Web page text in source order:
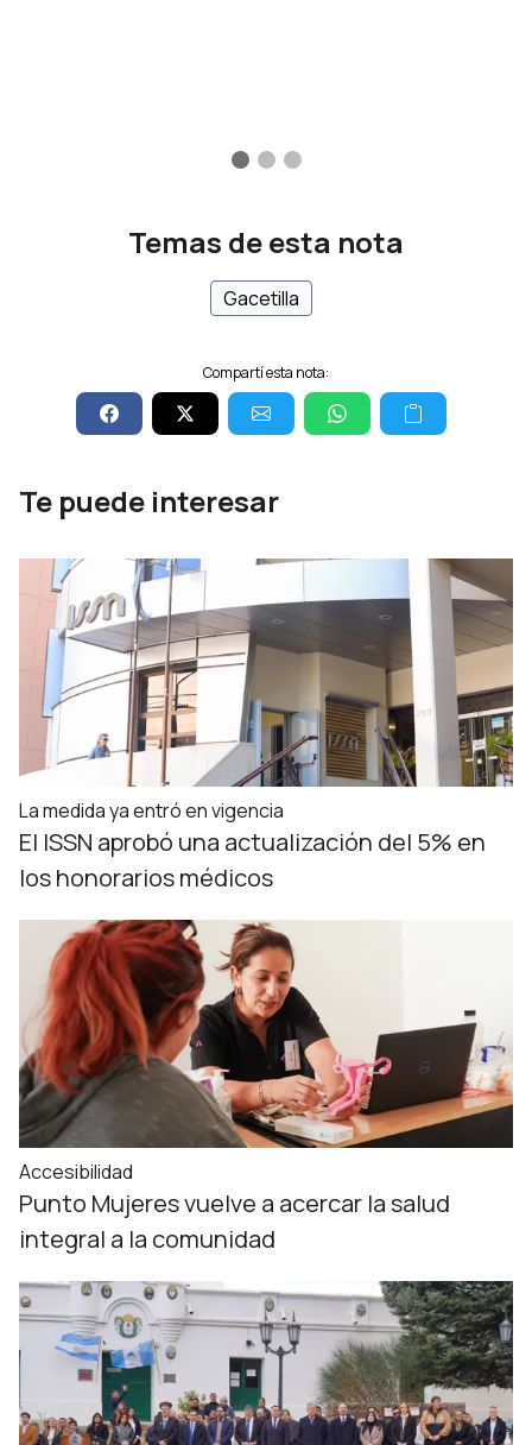
Temas de esta nota
Gacetilla
Compartí esta nota:
Te puede interesar
La medida ya entró en vigencia
El ISSN aprobó una actualización del 5% en
los honorarios médicos
Accesibilidad
Punto Mujeres vuelve a acercar la salud
integral a la comunidad